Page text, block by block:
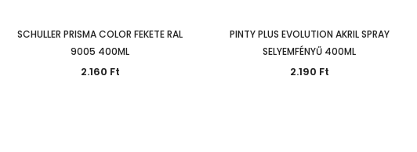
SCHULLER PRISMA COLOR FEKETE RAL
9005 400ML
2.160 Ft
PINTY PLUS EVOLUTION AKRIL SPRAY
SELYEMFÉNYŰ 400ML
2.190 Ft